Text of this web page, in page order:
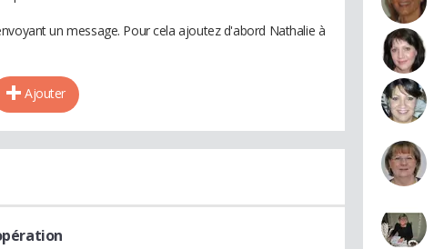
un message. Pour cela ajoutez d'abord Nathalie à
Ajouter